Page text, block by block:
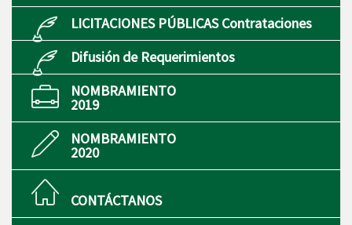
LICITACIONES PÚBLICAS Contrataciones
Difusión de Requerimientos
NOMBRAMIENTO
2019
NOMBRAMIENTO
2020
CONTÁCTANOS